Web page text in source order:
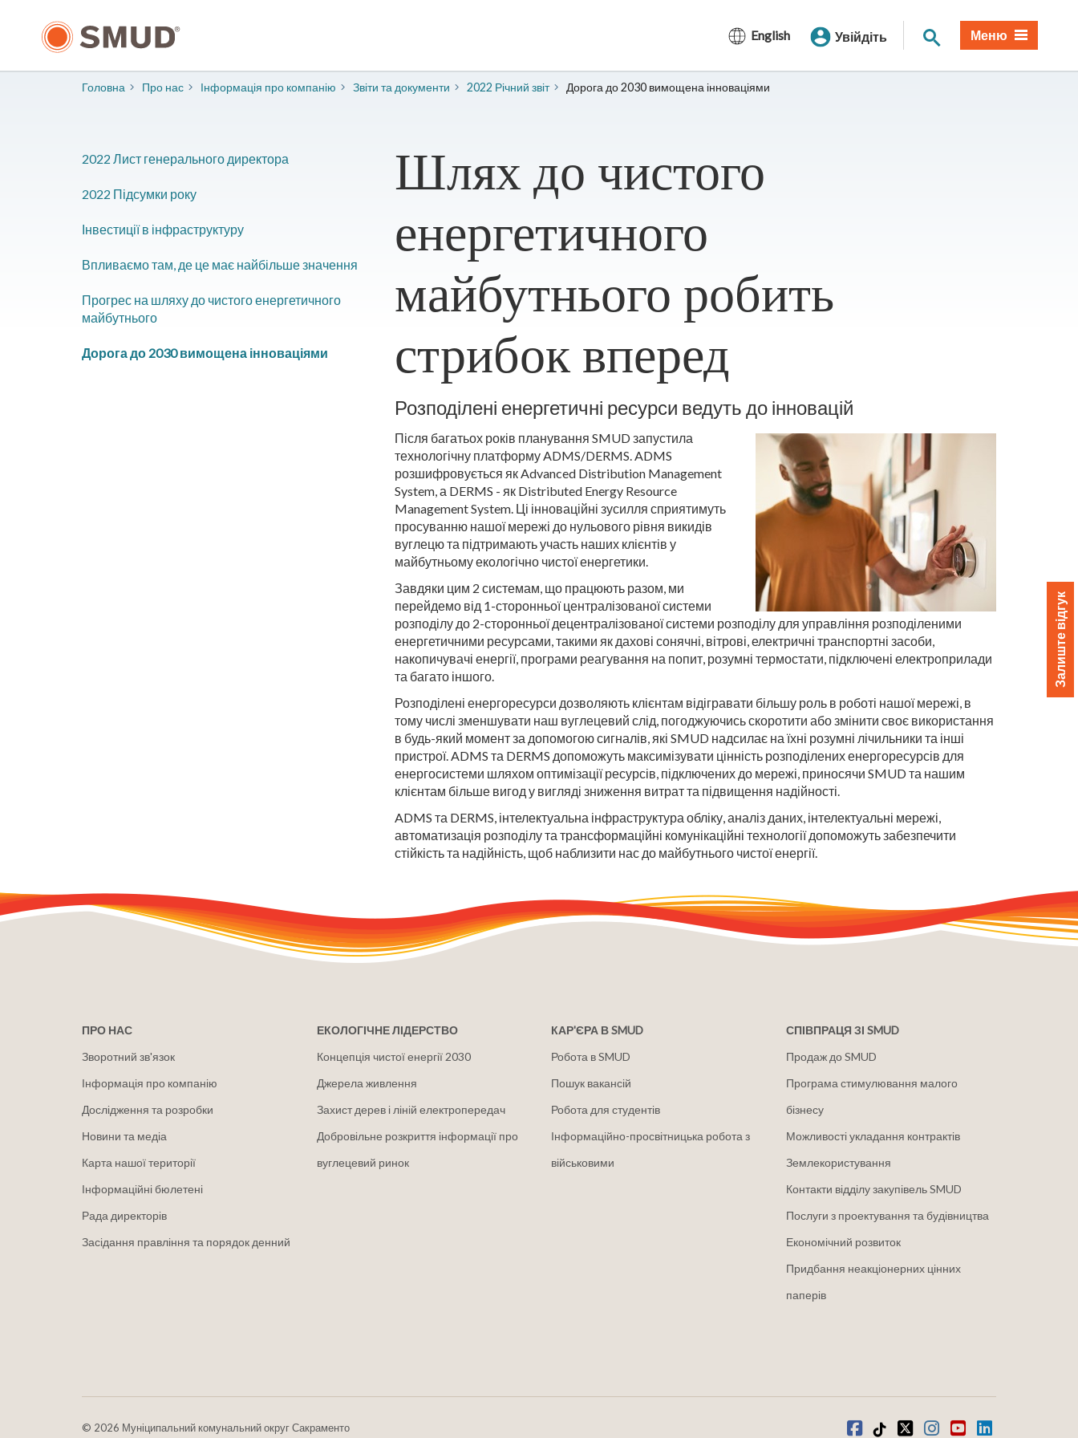
основного
English Увійдіть Пошук по сайту
Меню
Головна Про нас Інформація про компанію ​Звіти та документи 2022 Річний звіт Дорога до 2030 вимощена інноваціями
Шлях до чистого
енергетичного
майбутнього робить
стрибок вперед
Розподілені енергетичні ресурси ведуть до інновацій
Після багатьох років планування SMUD запустила
технологічну платформу ADMS/DERMS. ADMS
розшифровується як Advanced Distribution Management
System, а DERMS - як Distributed Energy Resource
Management System. Ці інноваційні зусилля сприятимуть
просуванню нашої мережі до нульового рівня викидів
вуглецю та підтримають участь наших клієнтів у
майбутньому екологічно чистої енергетики.
Завдяки цим 2 системам, що працюють разом, ми
перейдемо від 1-сторонньої централізованої системи
розподілу до 2-сторонньої децентралізованої системи розподілу для управління розподіленими
енергетичними ресурсами, такими як дахові сонячні, вітрові, електричні транспортні засоби,
накопичувачі енергії, програми реагування на попит, розумні термостати, підключені електроприлади
та багато іншого.
Розподілені енергоресурси дозволяють клієнтам відігравати більшу роль в роботі нашої мережі, в
тому числі зменшувати наш вуглецевий слід, погоджуючись скоротити або змінити своє використання
в будь-який момент за допомогою сигналів, які SMUD надсилає на їхні розумні лічильники та інші
пристрої. ADMS та DERMS допоможуть максимізувати цінність розподілених енергоресурсів для
енергосистеми шляхом оптимізації ресурсів, підключених до мережі, приносячи SMUD та нашим
клієнтам більше вигод у вигляді зниження витрат та підвищення надійності.
ADMS та DERMS, інтелектуальна інфраструктура обліку, аналіз даних, інтелектуальні мережі,
автоматизація розподілу та трансформаційні комунікаційні технології допоможуть забезпечити
стійкість та надійність, щоб наблизити нас до майбутнього чистої енергії.
2022 Лист генерального директора
2022 Підсумки року
Інвестиції в інфраструктуру
Впливаємо там, де це має найбільше значення
Прогрес на шляху до чистого енергетичного
майбутнього
Дорога до 2030 вимощена інноваціями
ПРО НАС
Зворотний зв'язок
Інформація про компанію
Дослідження та розробки
Новини та медіа
Карта нашої території
Інформаційні бюлетені
Рада директорів
Засідання правління та порядок денний
ЕКОЛОГІЧНЕ ЛІДЕРСТВО
Концепція чистої енергії 2030
Джерела живлення
Захист дерев і ліній електропередач
Добровільне розкриття інформації про
вуглецевий ринок
КАР'ЄРА В SMUD
Робота в SMUD
Пошук вакансій
Робота для студентів
Інформаційно-просвітницька робота з
військовими
СПІВПРАЦЯ ЗІ SMUD
Продаж до SMUD
Програма стимулювання малого
бізнесу
Можливості укладання контрактів
Землекористування
Контакти відділу закупівель SMUD
Послуги з проектування та будівництва
Економічний розвиток
Придбання неакціонерних цінних
паперів
© 2026 Муніципальний комунальний округ Сакраменто Facebook
TiktokтвіттерInstagram
youtubeLinkedIn
Залиште відгук